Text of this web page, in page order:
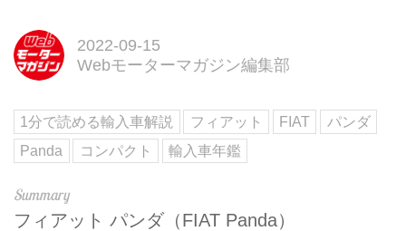
2022-09-15
Webモーターマガジン編集部
1分で読める輸入車解説 フィアット FIAT
パンダ
Panda
コンパクト 輸入車年鑑
フィアット パンダ（FIAT Panda）